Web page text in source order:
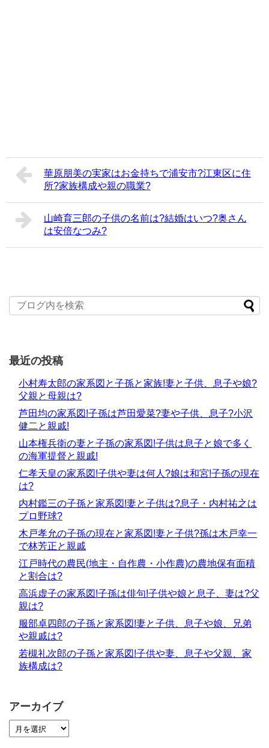
華原朋美の実家はお金持ちで浦安市?江東区に住
所?家族構成や親の職業?
山崎育三郎の子供の名前は?結婚はいつ?奥さん
は安倍なつみ?
最近の投稿
小村寿太郎の家系図と子孫と家族!妻と子供、息子や娘?
父親と母親は?
芦田均の家系図!子孫は芦田愛菜?妻や子供、息子?小沢
健二と親戚!
山本権兵衛の妻と子孫の家系図!子供は息子と娘で多く
の海軍提督と親戚!
仁孝天皇の家系図!子供や妻は何人?娘は和宮!子孫の現在
は?
内村鑑三の子孫と家系図!妻と子供は?息子・内村祐之は
プロ野球?
木戸孝允の子孫の現在と家系図!妻と子供?孫は木戸幸一
で林芳正と親戚
江戸時代の農民(地主・自作農・小作農)の農地保有面積
と割合は?
高浜虚子の家系図!子孫は俳句!子供や娘と息子、妻は?父
親は?
服部卓四郎の子孫と家系図!妻と子供、息子や娘、兄弟
や親戚は?
若槻礼次郎の子孫と家系図!子供や妻、息子や父親、家
族構成は?
アーカイブ